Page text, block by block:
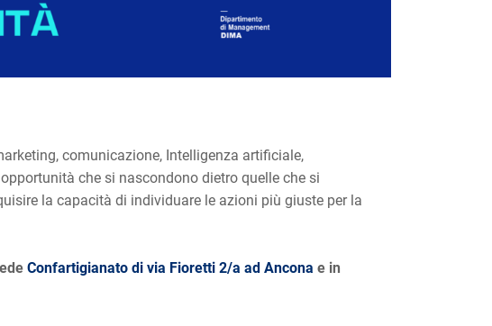
comunicazione, Intelligenza artificiale,
che si nascondono dietro quelle che si
la capacità di individuare le azioni più giuste per la
Confartigianato di via Fioretti 2/a ad Ancona e in